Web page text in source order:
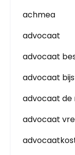
achmea
advocaat
advocaat
advocaat
advocaat de
advocaat